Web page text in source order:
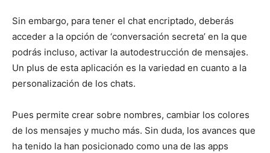
Sin embargo, para tener el chat encriptado, deberás
acceder a la opción de ‘conversación secreta’ en la que
podrás incluso, activar la autodestrucción de mensajes.
Un plus de esta aplicación es la variedad en cuanto a la
personalización de los chats.
Pues permite crear sobre nombres, cambiar los colores
de los mensajes y mucho más. Sin duda, los avances que
ha tenido la han posicionado como una de las apps